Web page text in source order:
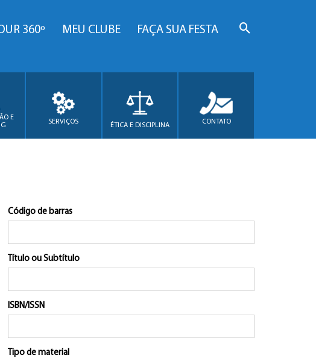
360º MEU CLUBE FAÇA SUA FESTA
E
SERVIÇOS ÉTICA E DISCIPLINA CONTATO
Código de barras
Título ou Subtítulo
ISBN/ISSN
Tipo de material